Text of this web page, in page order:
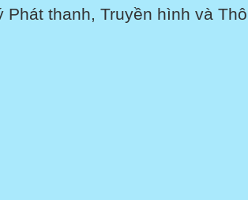
Phát thanh, Truyền hình và